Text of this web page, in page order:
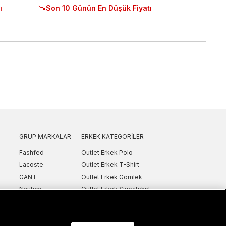
Son 10 Günün En Düşük Fiyatı
GRUP MARKALAR
Fashfed
Lacoste
GANT
Nautica
ERKEK KATEGORILER
Outlet Erkek Polo
Outlet Erkek T-Shirt
Outlet Erkek Gömlek
Outlet Erkek Sweatshirt